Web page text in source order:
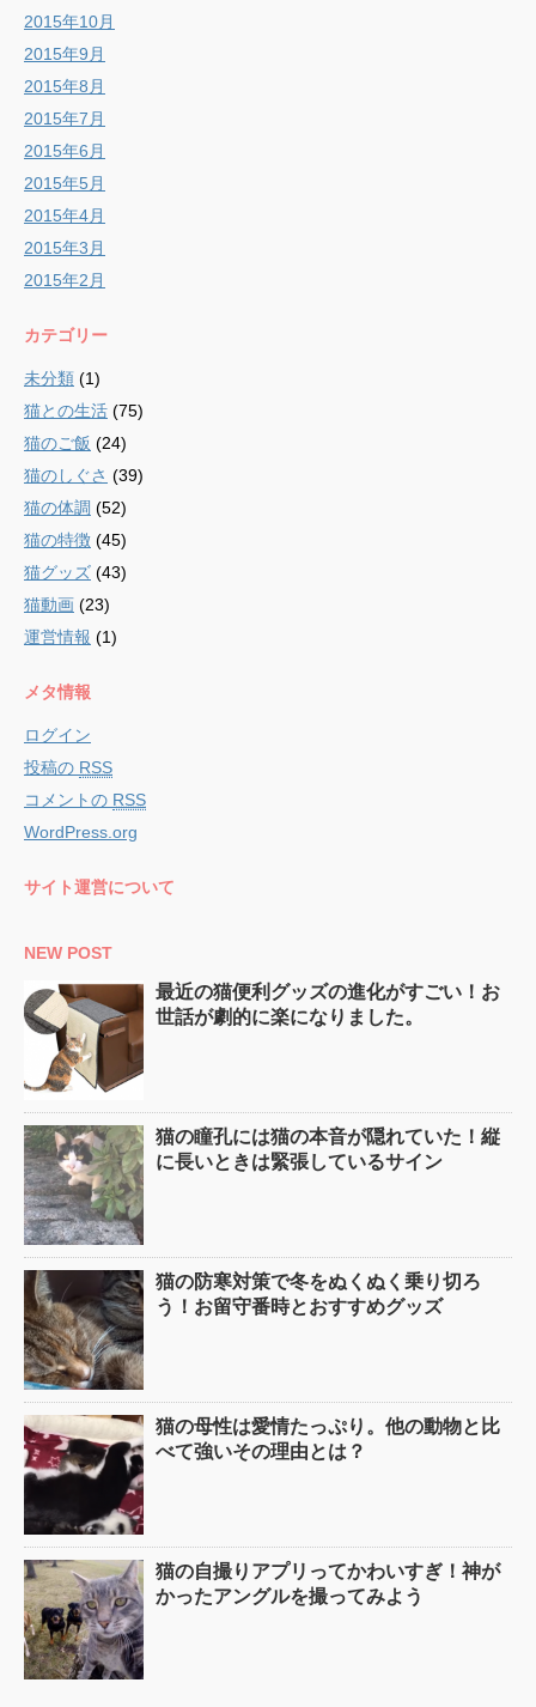
2015年10月
2015年9月
2015年8月
2015年7月
2015年6月
2015年5月
2015年4月
2015年3月
2015年2月
カテゴリー
未分類 (1)
猫との生活 (75)
猫のご飯 (24)
猫のしぐさ (39)
猫の体調 (52)
猫の特徴 (45)
猫グッズ (43)
猫動画 (23)
運営情報 (1)
メタ情報
ログイン
投稿の RSS
コメントの RSS
WordPress.org
サイト運営について
NEW POST
最近の猫便利グッズの進化がすごい！お
世話が劇的に楽になりました。
猫の瞳孔には猫の本音が隠れていた！縦
に長いときは緊張しているサイン
猫の防寒対策で冬をぬくぬく乗り切ろ
う！お留守番時とおすすめグッズ
猫の母性は愛情たっぷり。他の動物と比
べて強いその理由とは？
猫の自撮りアプリってかわいすぎ！神が
かったアングルを撮ってみよう